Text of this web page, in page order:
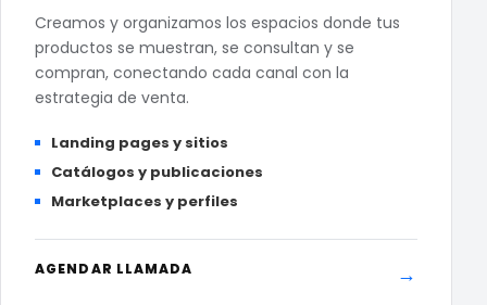
Creamos y organizamos los espacios donde tus
productos se muestran, se consultan y se
compran, conectando cada canal con la
estrategia de venta.
Landing pages y sitios
Catálogos y publicaciones
Marketplaces y perfiles
AGENDAR LLAMADA →